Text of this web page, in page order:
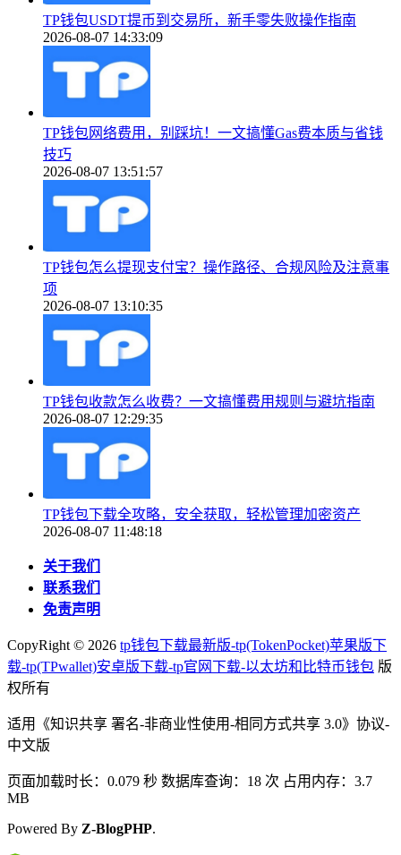
TP钱包USDT提币到交易所，新手零失败操作指南
2026-08-07 14:33:09
TP钱包网络费用，别踩坑！一文搞懂Gas费本质与省钱
技巧
2026-08-07 13:51:57
TP钱包怎么提现支付宝？操作路径、合规风险及注意事
项
2026-08-07 13:10:35
TP钱包收款怎么收费？一文搞懂费用规则与避坑指南
2026-08-07 12:29:35
TP钱包下载全攻略，安全获取，轻松管理加密资产
2026-08-07 11:48:18
关于我们
联系我们
免责声明
CopyRight © 2026 tp钱包下载最新版-tp(TokenPocket)苹果版下
载-tp(TPwallet)安卓版下载-tp官网下载-以太坊和比特币钱包 版
权所有
适用《知识共享 署名-非商业性使用-相同方式共享 3.0》协议-
中文版
页面加载时长：0.079 秒 数据库查询：18 次 占用内存：3.7
MB
Powered By Z-BlogPHP.